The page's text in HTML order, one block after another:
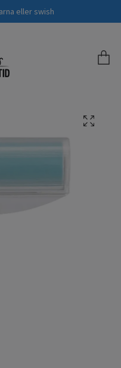
eller swish